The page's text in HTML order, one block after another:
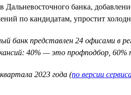
Дальневосточного банка,
по кандидатам, упростит
банк представлен 24 офисами в
40% — это профподбор, 60%
2023 года (по версии